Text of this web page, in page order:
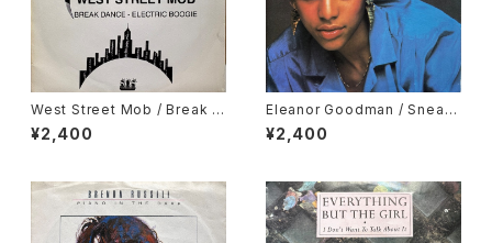
West Street Mob / Break D
ance - Electric Boogie
¥2,400
Eleanor Goodman / Sneak
Preview
¥2,400